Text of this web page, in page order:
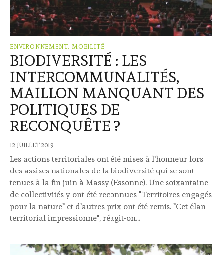
ENVIRONNEMENT, MOBILITÉ
BIODIVERSITÉ : LES
INTERCOMMUNALITÉS,
MAILLON MANQUANT DES
POLITIQUES DE
RECONQUÊTE ?
12 JUILLET 2019
Les actions territoriales ont été mises à l'honneur lors
des assises nationales de la biodiversité qui se sont
tenues à la fin juin à Massy (Essonne). Une soixantaine
de collectivités y ont été reconnues "Territoires engagés
pour la nature" et d'autres prix ont été remis. "Cet élan
territorial impressionne", réagit-on...